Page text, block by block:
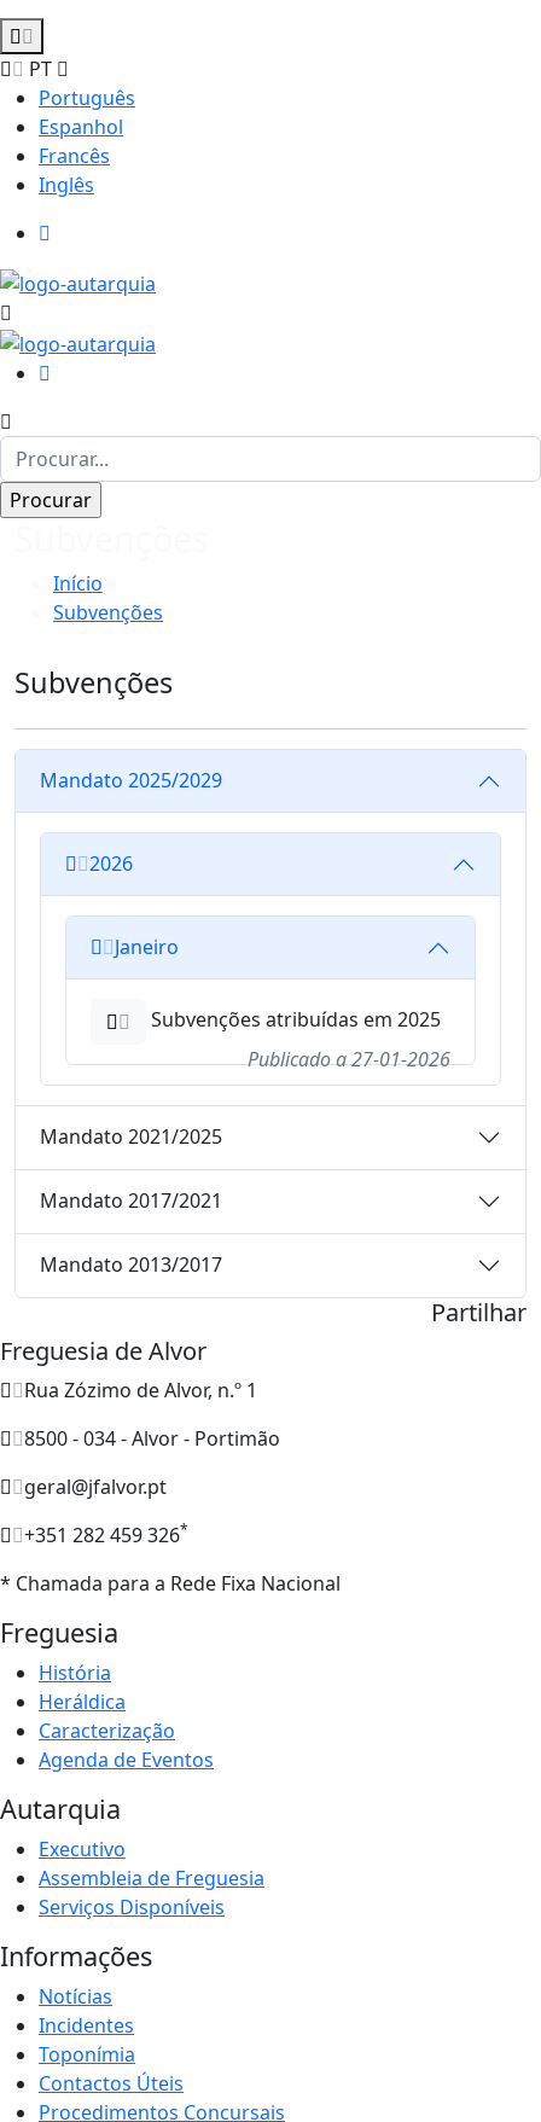
PT
Português
Espanhol
Francês
Inglês
Início
Subvenções
Subvenções
Mandato 2025/2029
2026
Janeiro
Subvenções atribuídas em 2025
Publicado a27-01-2026
Mandato 2021/2025
Mandato 2017/2021
Mandato 2013/2017
Partilhar
Freguesia de Alvor
Rua Zózimo de Alvor, n.º 1
8500 - 034 - Alvor - Portimão
geral@jfalvor.pt
+351 282 459 326*
* Chamada para a Rede Fixa Nacional
Freguesia
História
Heráldica
Caracterização
Agenda de Eventos
Autarquia
Executivo
Assembleia de Freguesia
Serviços Disponíveis
Informações
Notícias
Incidentes
Toponímia
Contactos Úteis
Procedimentos Concursais